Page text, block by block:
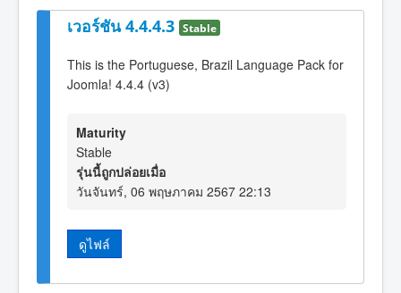
เวอร์ชัน 4.4.4.3 Stable
This is the Portuguese, Brazil Language Pack for
Joomla! 4.4.4 (v3)
Maturity
Stable
รุ่นนี้ถูกปล่อยเมื่อ
วันจันทร์, 06 พฤษภาคม 2567 22:13
ดูไฟล์